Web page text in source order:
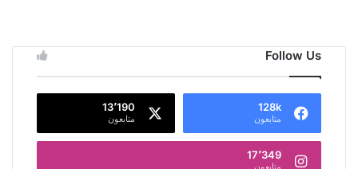
Follow Us
128k
متابعون
13٬190
متابعون
17٬349
متابعون